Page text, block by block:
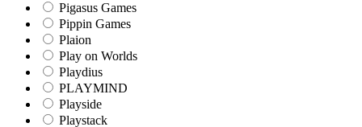
Pigasus Games
Pippin Games
Plaion
Play on Worlds
Playdius
PLAYMIND
Playside
Playstack